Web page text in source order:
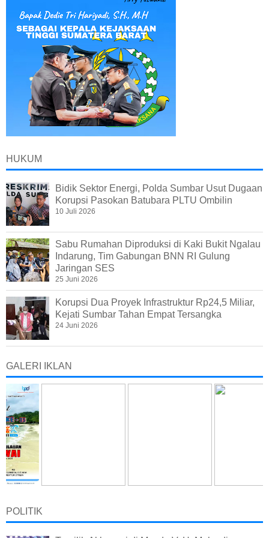
HUKUM
Bidik Sektor Energi, Polda Sumbar Usut Dugaan
Korupsi Pasokan Batubara PLTU Ombilin
10 Juli 2026
Sabu Rumahan Diproduksi di Kaki Bukit Ngalau
Indarung, Tim Gabungan BNN RI Gulung
Jaringan SES
25 Juni 2026
Korupsi Dua Proyek Infrastruktur Rp24,5 Miliar,
Kejati Sumbar Tahan Empat Tersangka
24 Juni 2026
GALERI IKLAN
POLITIK